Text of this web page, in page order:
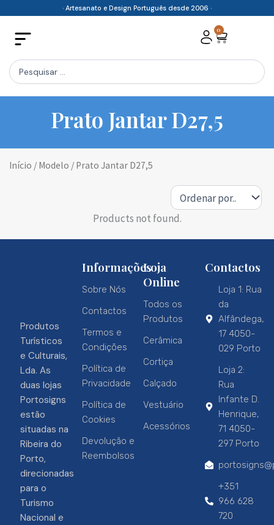
content
· Artesanato e Design Português desde 2006 ·
0
Cart
Search
...
Prato Jantar D27,5
Início / Modelo / Prato Jantar D27,5
Products not found.
Produtos
Turísticos
e Culturais,
Lda. As
duas lojas
Portosigns
estão
situadas na
Ribeira do
Porto,
direcionadas
para o
Turismo
Nacional e
Informações
Sobre Nós
Contactos
Termos e
Condições
Política de
Privacidade
Política de
Cookies
Devolução e
Reembolsos
Loja
Online
Todos os
Produtos
Cerâmica
Cortiça
Calçado
Vestuário
Acessórios
Contactos
Loja 1: Rua
da
Alfândega,
17 4050-
029 Porto
Loja 2:
Rua
Infante D.
Henrique,
71 4050-
297 Porto
+351
966 628
720